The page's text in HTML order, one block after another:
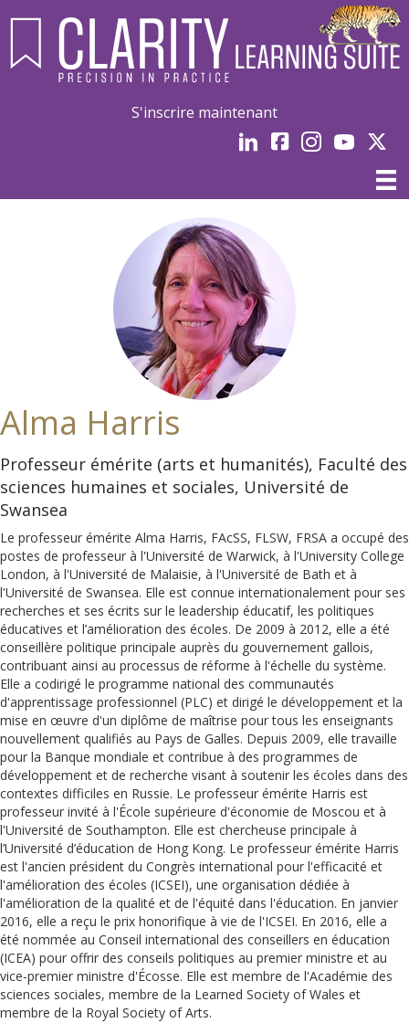
S'inscrire maintenant
LinkedInFacebookInstagramYoutube
Alma Harris
Professeur émérite (arts et humanités), Faculté des
sciences humaines et sociales, Université de
Swansea
Le professeur émérite Alma Harris, FAcSS, FLSW, FRSA a occupé des
postes de professeur à l'Université de Warwick, à l'University College
London, à l'Université de Malaisie, à l'Université de Bath et à
l'Université de Swansea. Elle est connue internationalement pour ses
recherches et ses écrits sur le leadership éducatif, les politiques
éducatives et l’amélioration des écoles. De 2009 à 2012, elle a été
conseillère politique principale auprès du gouvernement gallois,
contribuant ainsi au processus de réforme à l'échelle du système.
Elle a codirigé le programme national des communautés
d'apprentissage professionnel (PLC) et dirigé le développement et la
mise en œuvre d'un diplôme de maîtrise pour tous les enseignants
nouvellement qualifiés au Pays de Galles. Depuis 2009, elle travaille
pour la Banque mondiale et contribue à des programmes de
développement et de recherche visant à soutenir les écoles dans des
contextes difficiles en Russie. Le professeur émérite Harris est
professeur invité à l'École supérieure d'économie de Moscou et à
l'Université de Southampton. Elle est chercheuse principale à
l’Université d’éducation de Hong Kong. Le professeur émérite Harris
est l'ancien président du Congrès international pour l'efficacité et
l'amélioration des écoles (ICSEI), une organisation dédiée à
l'amélioration de la qualité et de l'équité dans l'éducation. En janvier
2016, elle a reçu le prix honorifique à vie de l'ICSEI. En 2016, elle a
été nommée au Conseil international des conseillers en éducation
(ICEA) pour offrir des conseils politiques au premier ministre et au
vice-premier ministre d'Écosse. Elle est membre de l'Académie des
sciences sociales, membre de la Learned Society of Wales et
membre de la Royal Society of Arts.